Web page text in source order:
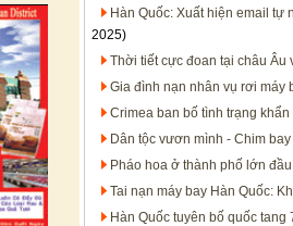
Hàn Quốc: Xuất hiện email tự
2025)
Thời tiết cực đoan tại châu Âu
Gia đình nạn nhân vụ rơi máy
Crimea ban bố tình trạng
Dân tộc vươn mình - Chim bay
Pháo hoa ở thành phố lớn
Tai nạn máy bay Hàn Quốc:
Hàn Quốc tuyên bố quốc